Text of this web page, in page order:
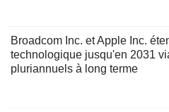
Broadcom Inc. et Apple Inc.
technologique jusqu'en 2031
pluriannuels à long terme